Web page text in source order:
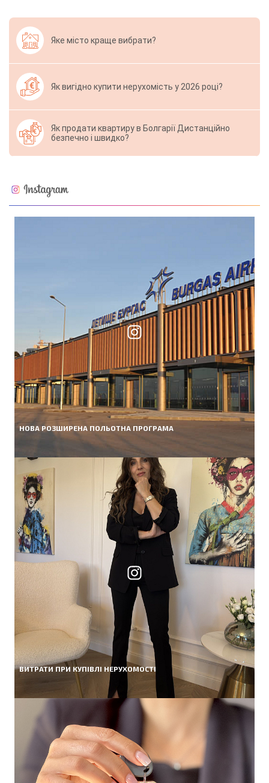
Яке місто краще вибрати?
Як вигідно купити нерухомість у 2026 році?
Як продати квартиру в Болгарії Дистанційно
безпечно і швидко?
НОВА РОЗШИРЕНА ПОЛЬОТНА ПРОГРАМА
ВИТРАТИ ПРИ КУПІВЛІ НЕРУХОМОСТІ